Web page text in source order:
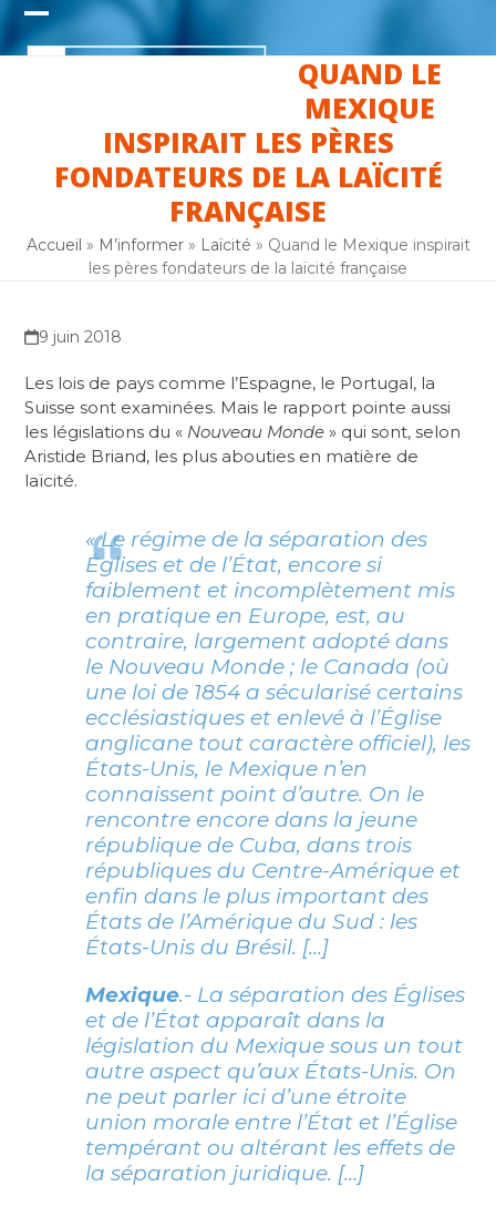
Skip
content
Open
Close
QUAND LE
MEXIQUE
INSPIRAIT LES PÈRES
FONDATEURS DE LA LAÏCITÉ
FRANÇAISE
Accueil » M’informer» Laïcité » Quand le Mexique inspirait
les pères fondateurs de la laïcité française
9 juin 2018
Les lois de pays comme l’Espagne, le Portugal, la
Suisse sont examinées. Mais le rapport pointe aussi
les législations du « Nouveau Monde » qui sont, selon
Aristide Briand, les plus abouties en matière de
laïcité.
« Le régime de la séparation des
Églises et de l’État, encore si
faiblement et incomplètement mis
en pratique en Europe, est, au
contraire, largement adopté dans
le Nouveau Monde ; le Canada (où
une loi de 1854 a sécularisé certains
ecclésiastiques et enlevé à l’Église
anglicane tout caractère officiel), les
États-Unis, le Mexique n’en
connaissent point d’autre. On le
rencontre encore dans la jeune
république de Cuba, dans trois
républiques du Centre-Amérique et
enfin dans le plus important des
États de l’Amérique du Sud : les
États-Unis du Brésil. […]
Mexique.- La séparation des Églises
et de l’État apparaît dans la
législation du Mexique sous un tout
autre aspect qu’aux États-Unis. On
ne peut parler ici d’une étroite
union morale entre l’État et l’Église
tempérant ou altérant les effets de
la séparation juridique. […]